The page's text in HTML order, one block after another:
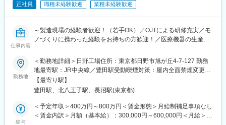
へと成長しました。
くり
・将来を見据えた光学技術の研究・開発
初から最後まで担当するスタイルです。自ら設計した製品が市場
に送り出され、社会に貢献している実感をダイレクトに得られる
環境です。
グローバルに事業を展開しているため、海外顧客と直接やり取り
する機会も豊富にあります。
医療分野や工業分野など、多様な領域の製品開発に携わることが
でき、専門性の幅を広げていくことができます。
正社員 職種未経験歓迎 業種未経験歓迎
仕事内容
～製造現場の経験者歓迎！（若手OK）／OJTによる研修充実／モ
ノづくりに携わった経験をお持ちの方歓迎！／医療機器の生産を
【業務概要】
医療機器メーカーの当社で製造ラインリーダー（製造スペシャリ
スト）として業務をお任せします。
単なる製造ラインでの作業・スタッフの管理だけではなく、生産
ラインの管理をメインにお任せします。
【具体的な業務】
勤務地
＜勤務地詳細＞日野工場住所：東京都日野市旭が丘4-7-127 勤務
地最寄駅：JR中央線／豊田駅受動喫煙対策：屋内全面禁煙変更の
範囲：会社の定める事業所（リモートワーク含む）
【最寄り駅】
豊田駅、北八王子駅、長沼駅(東京都)
給与
＜予定年収＞400万円～800万円＜賃金形態＞月給制補足事項なし
＜賃金内訳＞月額（基本給）：300,000円～600,000円＜月給＞